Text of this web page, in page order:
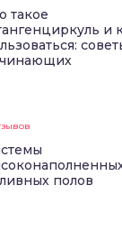
такое
и
полов